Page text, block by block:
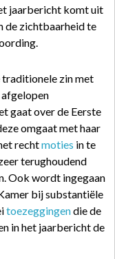
jaarbericht komt uit
de zichtbaarheid te
traditionele zin met
afgelopen
gaat over de Eerste
omgaat met haar
rechtmoties in te
terughoudend
Ook wordt ingegaan
bij substantiële
toezeggingendie de
in het jaarbericht de